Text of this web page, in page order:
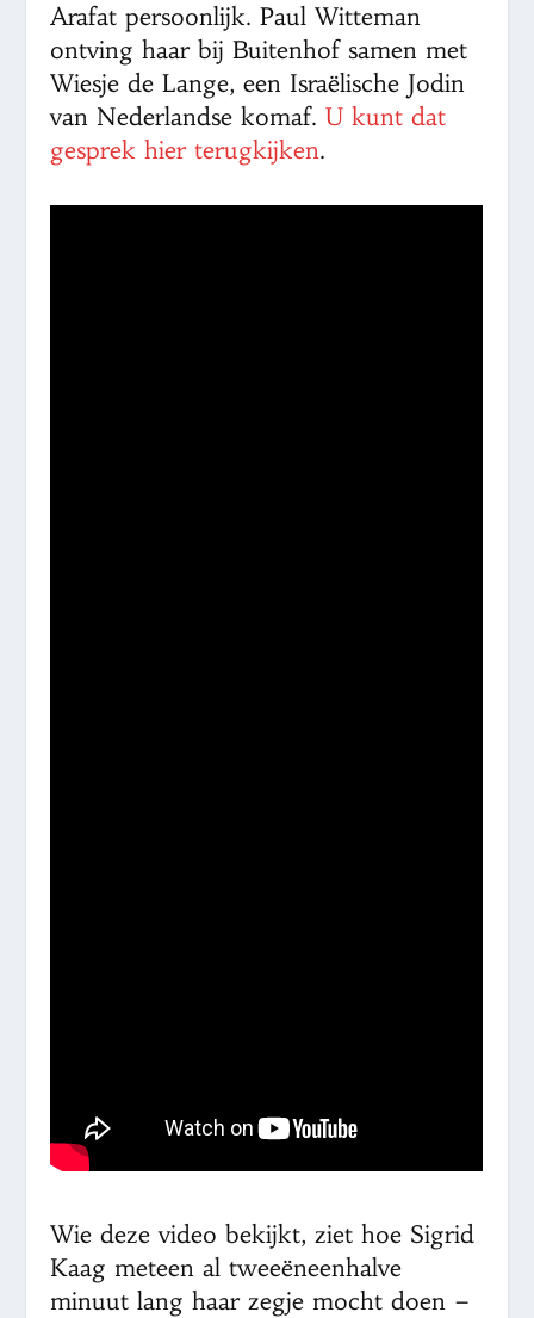
Arafat persoonlijk. Paul Witteman
ontving haar bij Buitenhof samen met
Wiesje de Lange, een Israëlische Jodin
van Nederlandse komaf.U kunt dat
gesprek hier terugkijken.
Wie deze video bekijkt, ziet hoe Sigrid
Kaag meteen al tweeëneenhalve
minuut lang haar zegje mocht doen –